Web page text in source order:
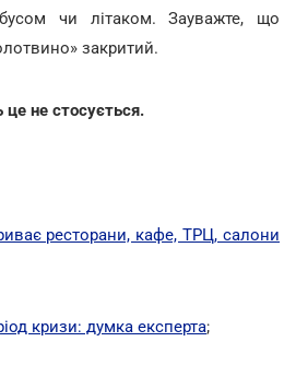
чи літаком. Зауважте, що
закритий.
не стосується.
ресторани, кафе, ТРЦ, салони
кризи: думка експерта;